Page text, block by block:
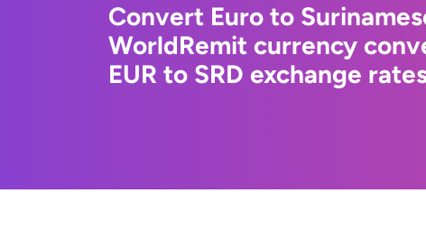
Convert Euro to
WorldRemit currency
EUR to SRD exchange